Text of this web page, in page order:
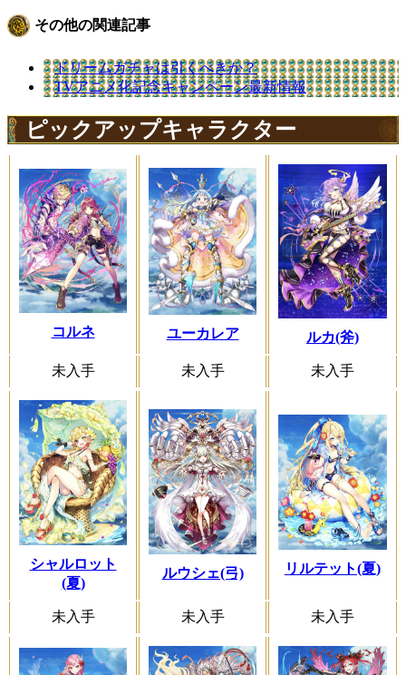
その他の関連記事
ドリームガチャは引くべきか？
TVアニメ化記念キャンペーン最新情報
ピックアップキャラクター
コルネ ユーカレア ルカ(斧)
未入手 未入手 未入手
シャルロット
(夏)
ルウシェ(弓) リルテット(夏)
未入手 未入手 未入手